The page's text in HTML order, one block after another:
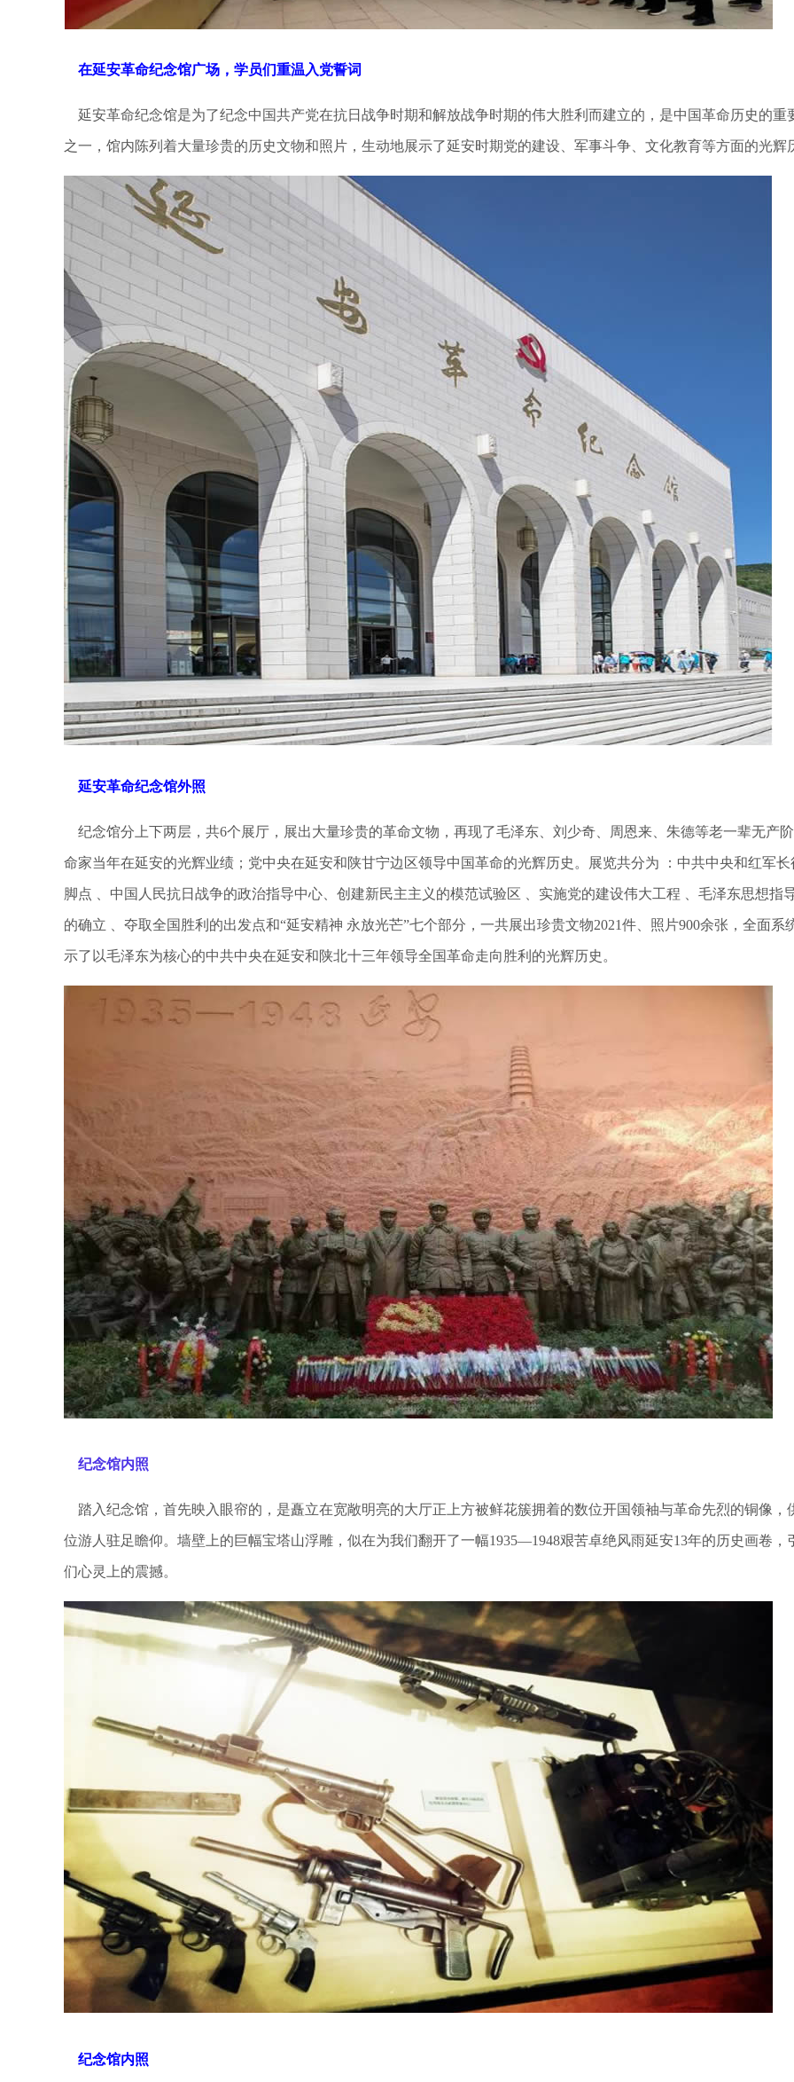
在延安革命纪念馆广场，学员们重温入党誓词
延安革命纪念馆是为了纪念中国共产党在抗日战争时期和解放战争时期的伟大胜利而建立的，是中国革命历史的重
之一，馆内陈列着大量珍贵的历史文物和照片，生动地展示了延安时期党的建设、军事斗争、文化教育等方面的光辉
延安革命纪念馆外照
纪念馆分上下两层，共6个展厅，展出大量珍贵的革命文物，再现了毛泽东、刘少奇、周恩来、朱德等老一辈无产
命家当年在延安的光辉业绩；党中央在延安和陕甘宁边区领导中国革命的光辉历史。展览共分为 ：中共中央和红军
脚点 、中国人民抗日战争的政治指导中心、创建新民主主义的模范试验区 、实施党的建设伟大工程 、毛泽东思想指
的确立 、夺取全国胜利的出发点和“延安精神 永放光芒”七个部分，一共展出珍贵文物2021件、照片900余张，全面系
示了以毛泽东为核心的中共中央在延安和陕北十三年领导全国革命走向胜利的光辉历史。
纪念馆内照
踏入纪念馆，首先映入眼帘的，是矗立在宽敞明亮的大厅正上方被鲜花簇拥着的数位开国领袖与革命先烈的铜像，
位游人驻足瞻仰。墙壁上的巨幅宝塔山浮雕，似在为我们翻开了一幅1935—1948艰苦卓绝风雨延安13年的历史画卷，
们心灵上的震撼。
纪念馆内照